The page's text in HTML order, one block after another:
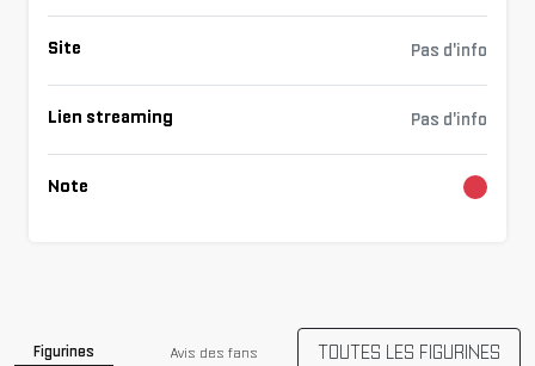
Site Pas d'info
Lien streaming Pas d'info
Note Chargement...
Figurines Avis des fans TOUTES LES FIGURINES